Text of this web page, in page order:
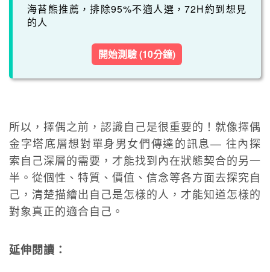
海苔熊推薦，排除95%不適人選，72H約到想見
的人
開始測驗 (10分鐘)
所以，擇偶之前，認識自己是很重要的！就像擇偶
金字塔底層想對單身男女們傳達的訊息— 往內探
索自己深層的需要，才能找到內在狀態契合的另一
半。從個性、特質、價值、信念等各方面去探究自
己，清楚描繪出自己是怎樣的人，才能知道怎樣的
對象真正的適合自己。
延伸閱讀：